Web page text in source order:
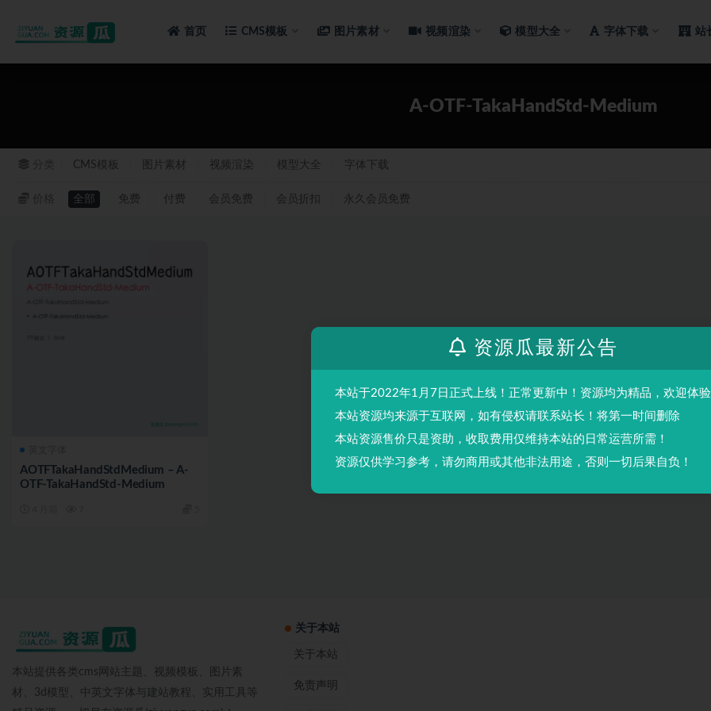
首页 CMS模板 图片素材 视频渲染 模型大全 字体下载 站
A-OTF-TakaHandStd-Medium
CMS模板 图片素材 视频渲染 模型大全 字体下载
全部 免费 付费 会员免费 会员折扣 永久会员免费
AOTFTakaHandStdMedium – A-
OTF-TakaHandStd-Medium
本站提供各类cms网站主题、视频模板、图片素
材、3d模型、中英文字体与建站教程、实用工具等
关于本站
关于本站
免责声明
资源瓜最新公告
本站于2022年1月7日正式上线！正常更新中！资源均为精品，欢迎体
本站资源均来源于互联网，如有侵权请联系站长！将第一时间删除
本站资源售价只是资助，收取费用仅维持本站的日常运营所需！
资源仅供学习参考，请勿商用或其他非法用途，否则一切后果自负！